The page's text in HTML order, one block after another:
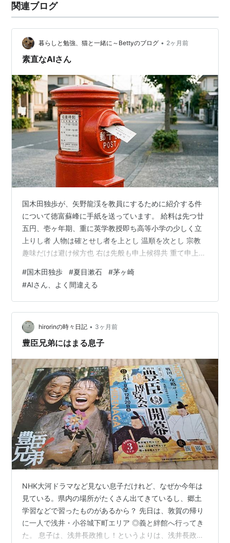
関連ブログ
暮らしと勉強、猫と一緒に～Bettyのブログ • 2ヶ月前
素直なAIさん
国木田独歩が、矢野龍渓を教員にするために紹介する件
について徳富蘇峰に手紙を送っています。 給料は先つ廿
五円、壱ヶ年期、重に英学教授即ち高等小学の少しく立
上りし者 人物は確とせし者を上とし 温順を次とし 宗教
趣味だけは避け候方也 右は先般も申上候得共 重て申上置
小生は当時近県に一寸避暑旅行致居候付 貴答は拙宅に宛
て御遺し奉願候 AIさんにこの文面を載せて質問すると
「夏目漱石が正岡子規に宛てた手紙（明治24年頃）の一
節ですね。教師の口を探している子規に対し、漱石が知
人の依頼を伝えた、あるいはその逆の文脈でよく引用さ
れる名文です。」 と回答がき…
#国木田独歩 #夏目漱石 #茅ヶ崎
#AIさん、よく間違える
hirorinの時々日記 • 3ヶ月前
豊臣兄弟にはまる息子
NHK大河ドラマなど見ない息子だけれど、なぜか今年は
見ている。県内の場所がたくさん出てきているし、郷土
学習などで習ったものがあるから？ 先日は、敦賀の帰り
に一人で浅井・小谷城下町エリア ◎義と絆館へ行ってき
た。 息子は、浅井長政推し！というよりは、浅井長政を